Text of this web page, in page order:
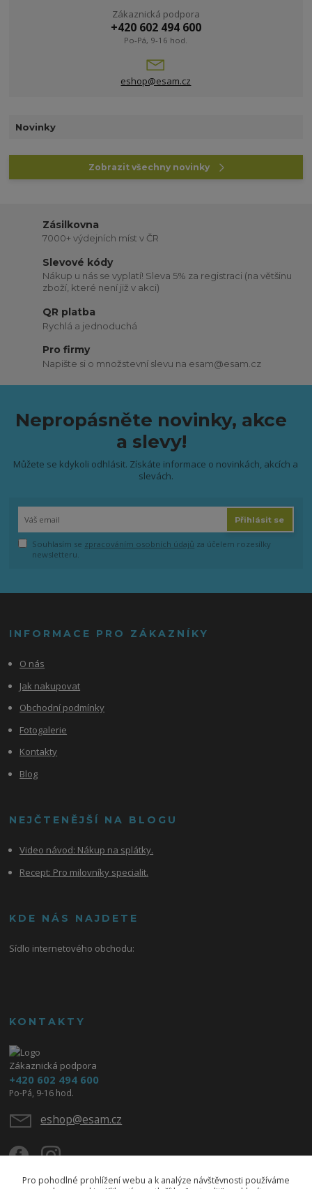
Zákaznická podpora
+420 602 494 600
Po-Pá, 9-16 hod.
eshop@esam.cz
Novinky
Zobrazit všechny novinky
Zásilkovna
7000+ výdejních míst v ČR
Slevové kódy
Nákup u nás se vyplatí! Sleva 5% za registraci (na většinu
zboží, které není již v akci)
QR platba
Rychlá a jednoduchá
Pro firmy
Napište si o množstevní slevu na esam@esam.cz
Nepropásněte novinky, akce
a slevy!
Můžete se kdykoli odhlásit. Získáte informace o novinkách, akcích a
slevách.
Přihlásit se
Souhlasím se zpracováním osobních údajů za účelem rozesílky
newsletteru.
INFORMACE PRO ZÁKAZNÍKY
O nás
Jak nakupovat
Obchodní podmínky
Fotogalerie
Kontakty
Blog
NEJČTENĚJŠÍ NA BLOGU
Video návod: Nákup na splátky.
Recept: Pro milovníky specialit.
KDE NÁS NAJDETE
Sídlo internetového obchodu:
KONTAKTY
Zákaznická podpora
+420 602 494 600
Po-Pá, 9-16 hod.
eshop@esam.cz
Pro pohodlné prohlížení webu a k analýze návštěvnosti používáme